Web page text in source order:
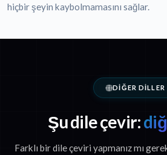
hiçbir şeyin kaybolmamasını sağlar.
DIĞER DILLER
Şu dile çevir:
Farklı bir dile çeviri yapmanız mı